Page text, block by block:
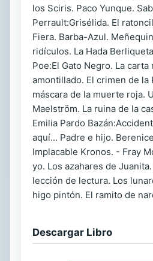
los Sciris. Paco Yunque.
Perrault:Grisélida. El
Fiera. Barba-Azul.
ridículos. La Hada
Poe:El Gato Negro. La
amontillado. El crimen de la
máscara de la muerte roja.
Maelström. La ruina de la
Emilia Pardo
aquí... Padre e hijo.
Implacable Kronos. - Fray
yo. Los azahares de
lección de lectura. Los
higo pintón. El ramito de
Descargar Libro